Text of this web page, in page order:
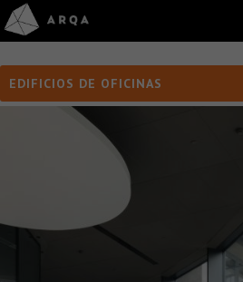
EDIFICIOS DE OFICINAS